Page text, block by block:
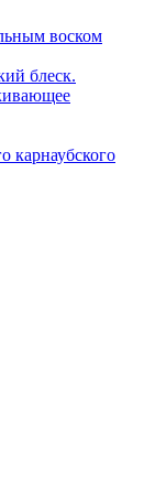
воском
блеск.
карнаубского